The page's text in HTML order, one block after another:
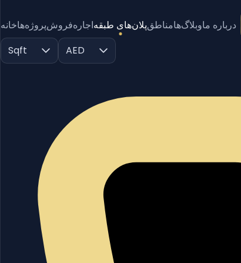
خانهپروژه‌هافروشاجارهپلان‌های طبقهمناطقوبلاگ‌هادرباره ما
Sqft
AED